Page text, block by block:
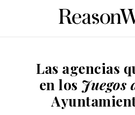
Las agencias
en los Juegos